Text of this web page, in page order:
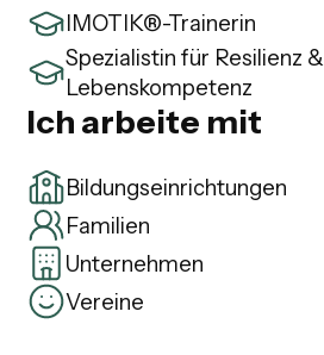
IMOTIK®-Trainerin
Spezialistin für Resilienz &
Lebenskompetenz
Ich arbeite mit
Bildungseinrichtungen
Familien
Unternehmen
Vereine